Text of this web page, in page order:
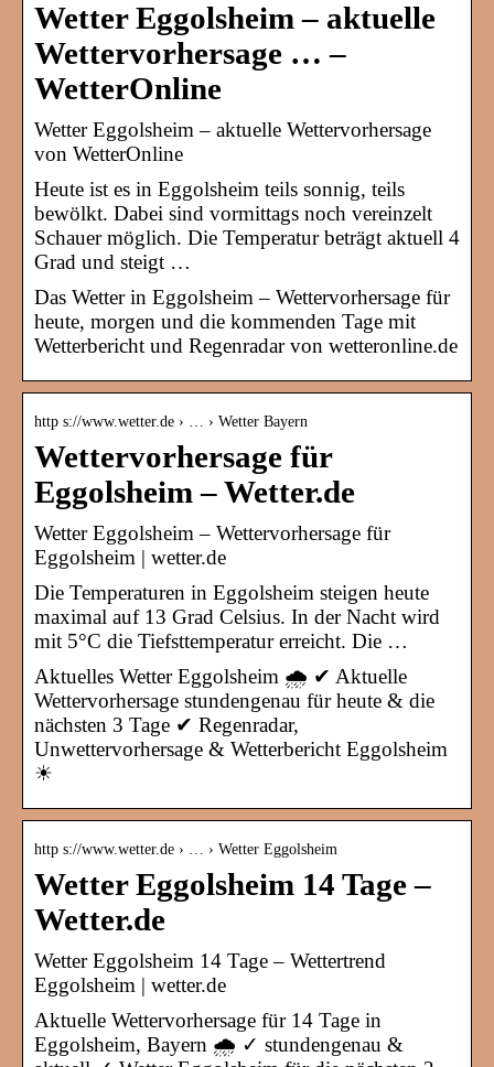
Wetter Eggolsheim – aktuelle
Wettervorhersage … –
WetterOnline
Wetter Eggolsheim – aktuelle Wettervorhersage
von WetterOnline
Heute ist es in Eggolsheim teils sonnig, teils
bewölkt. Dabei sind vormittags noch vereinzelt
Schauer möglich. Die Temperatur beträgt aktuell 4
Grad und steigt …
Das Wetter in Eggolsheim – Wettervorhersage für
heute, morgen und die kommenden Tage mit
Wetterbericht und Regenradar von wetteronline.de
http s://www.wetter.de › … › Wetter Bayern
Wettervorhersage für
Eggolsheim – Wetter.de
Wetter Eggolsheim – Wettervorhersage für
Eggolsheim | wetter.de
Die Temperaturen in Eggolsheim steigen heute
maximal auf 13 Grad Celsius. In der Nacht wird
mit 5°C die Tiefsttemperatur erreicht. Die …
Aktuelles Wetter Eggolsheim 🌧️ ✔ Aktuelle
Wettervorhersage stundengenau für heute & die
nächsten 3 Tage ✔ Regenradar,
Unwettervorhersage & Wetterbericht Eggolsheim
☀
http s://www.wetter.de › … › Wetter Eggolsheim
Wetter Eggolsheim 14 Tage –
Wetter.de
Wetter Eggolsheim 14 Tage – Wettertrend
Eggolsheim | wetter.de
Aktuelle Wettervorhersage für 14 Tage in
Eggolsheim, Bayern 🌧️ ✓ stundengenau &